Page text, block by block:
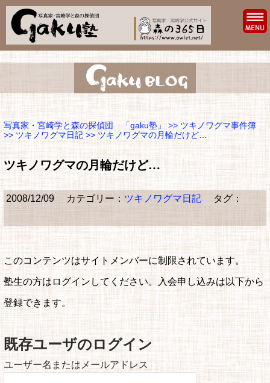
写真家・宮崎学と森の探偵団 「gaku塾」 >> ツキノワグマ事件簿
>> ツキノワグマ日記 >> ツキノワグマの月輪だけど…
ツキノワグマの月輪だけど…
2008/12/09 カテゴリー： ツキノワグマ日記 タグ：
このコンテンツはサイトメンバーに制限されています。
塾生の方はログインしてください。入会申し込みは以下から
登録できます。
既存ユーザのログイン
ユーザー名またはメールアドレス